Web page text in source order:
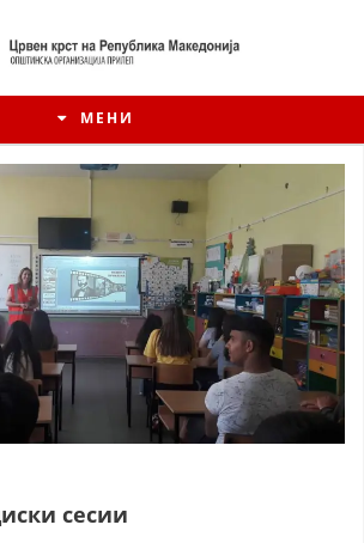
МЕНИ
ИСТОРИЈАТ НА ЦКРСМ
сесии